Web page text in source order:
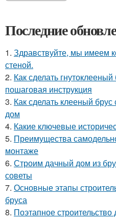
Последние
1. Здравствуйте, мы имеем
стеной.
2. Как сделать
пошаговая инструкция
3. Как сделать клееный
дом
4. Какие ключевые
5. Преимущества
монтаже
6. Строим дачный дом из
советы
7. Основные этапы
бруса
8. Поэтапное